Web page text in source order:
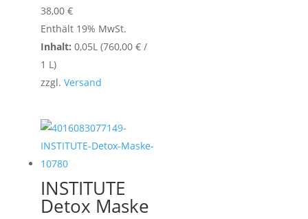
38,00 €
Enthält 19% MwSt.
Inhalt: 0,05L (760,00 €/
1 L)
zzgl. Versand
INSTITUTE
Detox Maske